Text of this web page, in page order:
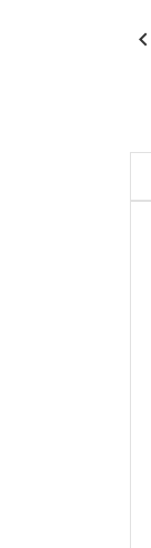
